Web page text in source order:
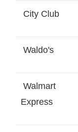
City Club
Waldo's
Walmart
Express